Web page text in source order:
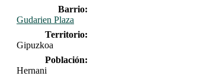
Barrio:
Gudarien Plaza
Territorio:
Gipuzkoa
Población:
Hernani